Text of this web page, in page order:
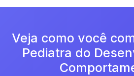
Veja como você
Pediatra do